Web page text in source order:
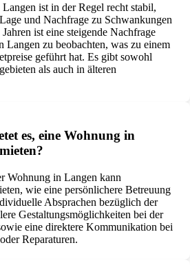
ist in der Regel recht stabil,
und Nachfrage zu Schwankungen
ist eine steigende Nachfrage
Langen zu beobachten, was zu einem
geführt hat. Es gibt sowohl
als auch in älteren
es, eine Wohnung in
Wohnung in Langen kann
wie eine persönlichere Betreuung
Absprachen bezüglich der
Gestaltungsmöglichkeiten bei der
eine direktere Kommunikation bei
Reparaturen.